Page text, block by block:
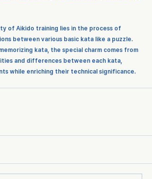
of Aikido training lies in the process of
between various basic kata like a puzzle.
kata, the special charm comes from
and differences between each kata,
while enriching their technical significance.